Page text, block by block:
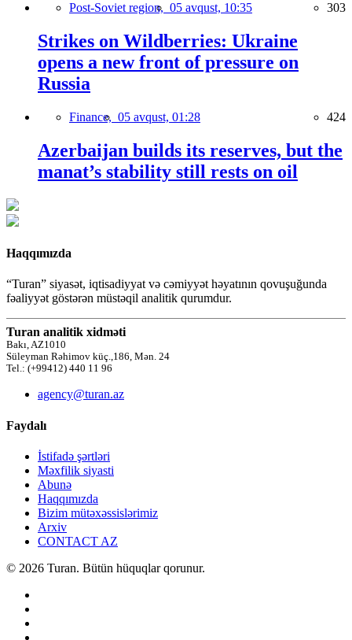
Post-Soviet region, 05 avqust, 10:35 303
Strikes on Wildberries: Ukraine
opens a new front of pressure on
Russia
Finance, 05 avqust, 01:28 424
Azerbaijan builds its reserves, but the
manat’s stability still rests on oil
Haqqımızda
“Turan” siyasət, iqtisadiyyat və cəmiyyət həyatının qovuşuğunda
fəaliyyət göstərən müstəqil analitik qurumdur.
Turan analitik xidməti
Bakı, AZ1010
Süleyman Rəhimov küç.,186, Mən. 24
Tel.: (+99412) 440 11 96
agency@turan.az
Faydalı
İstifadə şərtləri
Məxfilik siyasti
Abunə
Haqqımızda
Bizim mütəxəssislərimiz
Arxiv
CONTACT AZ
© 2026 Turan. Bütün hüquqlar qorunur.